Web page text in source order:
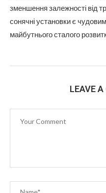
зменшення залежності від
сонячні установки є
майбутнього сталого
LEAVE